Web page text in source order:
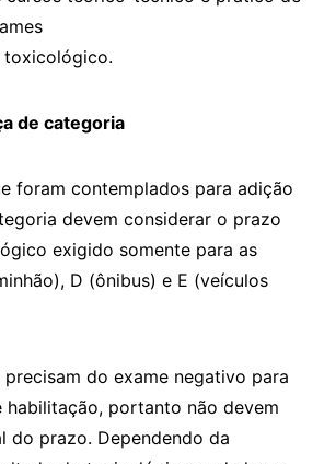
de categoria
foram contemplados para adição
devem considerar o prazo
exigido somente para as
D (ônibus) e E (veículos
precisam do exame negativo para
portanto não devem
do prazo. Dependendo da